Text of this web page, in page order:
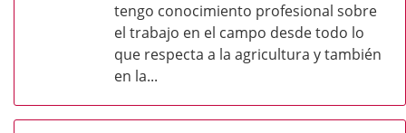
tengo conocimiento profesional sobre
el trabajo en el campo desde todo lo
que respecta a la agricultura y también
en la...